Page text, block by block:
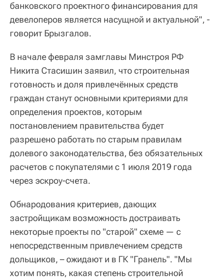
банковского проектного финансирования для
девелоперов является насущной и актуальной", -
говорит Брызгалов.
В начале февраля замглавы Минстроя РФ
Никита Стасишин заявил, что строительная
готовность и доля привлечённых средств
граждан станут основными критериями для
определения проектов, которым
постановлением правительства будет
разрешено работать по старым правилам
долевого законодательства, без обязательных
расчетов с покупателями с 1 июля 2019 года
через эскроу-счета.
Обнародования критериев, дающих
застройщикам возможность достраивать
некоторые проекты по "старой" схеме — с
непосредственным привлечением средств
дольщиков, – ожидают и в ГК "Гранель". "Мы
хотим понять, какая степень строительной